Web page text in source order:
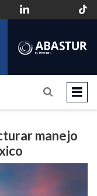
manejo